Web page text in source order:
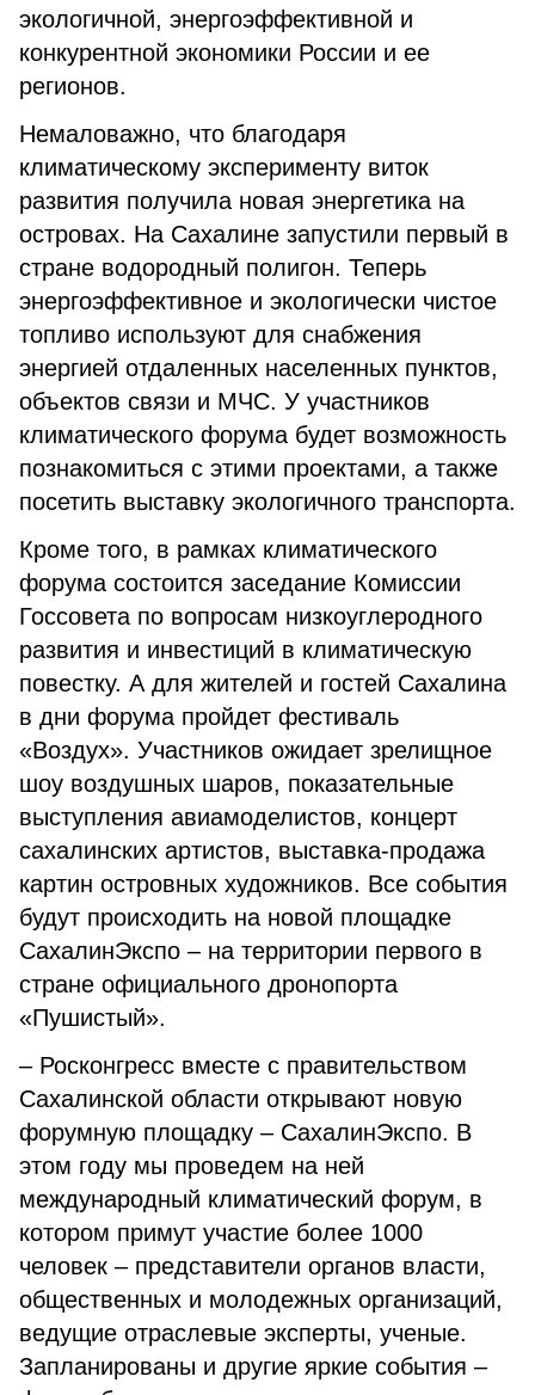
экологичной, энергоэффективной и
конкурентной экономики России и ее
регионов.
Немаловажно, что благодаря
климатическому эксперименту виток
развития получила новая энергетика на
островах. На Сахалине запустили первый в
стране водородный полигон. Теперь
энергоэффективное и экологически чистое
топливо используют для снабжения
энергией отдаленных населенных пунктов,
объектов связи и МЧС. У участников
климатического форума будет возможность
познакомиться с этими проектами, а также
посетить выставку экологичного транспорта.
Кроме того, в рамках климатического
форума состоится заседание Комиссии
Госсовета по вопросам низкоуглеродного
развития и инвестиций в климатическую
повестку. А для жителей и гостей Сахалина
в дни форума пройдет фестиваль
«Воздух». Участников ожидает зрелищное
шоу воздушных шаров, показательные
выступления авиамоделистов, концерт
сахалинских артистов, выставка-продажа
картин островных художников. Все события
будут происходить на новой площадке
СахалинЭкспо – на территории первого в
стране официального дронопорта
«Пушистый».
– Росконгресс вместе с правительством
Сахалинской области открывают новую
форумную площадку – СахалинЭкспо. В
этом году мы проведем на ней
международный климатический форум, в
котором примут участие более 1000
человек – представители органов власти,
общественных и молодежных организаций,
ведущие отраслевые эксперты, ученые.
Запланированы и другие яркие события –